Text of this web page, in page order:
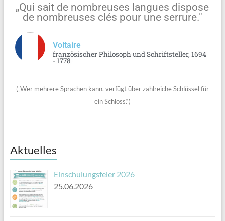
„Qui sait de nombreuses langues dispose
de nombreuses clés pour une serrure."
Voltaire
französischer Philosoph und Schriftsteller, 1694
- 1778
(„Wer mehrere Sprachen kann, verfügt über zahlreiche Schlüssel für
ein Schloss.“)
Aktuelles
Einschulungsfeier 2026
25.06.2026